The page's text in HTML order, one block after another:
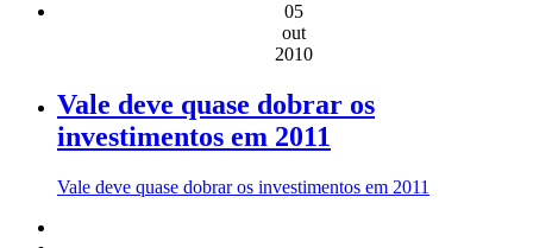
05
out
2010
Vale deve quase dobrar os
investimentos em 2011
Vale deve quase dobrar os investimentos em 2011